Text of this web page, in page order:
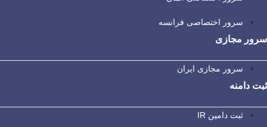
سرور اختصاصی فرانسه
سرور مجازی
سرور مجازی ایران
ثبت دامنه
ثبت دامین IR